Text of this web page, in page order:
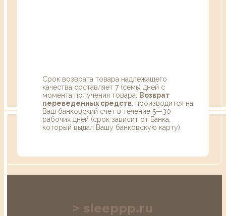
Срок возврата товара надлежащего
качества составляет 7 (семь) дней с
момента получения товара.
Возврат
переведенных средств , производится на
Ваш банковский счет в течение 5—30
рабочих дней (срок зависит от Банка,
который выдал Вашу банковскую карту).
sleeppp.ru